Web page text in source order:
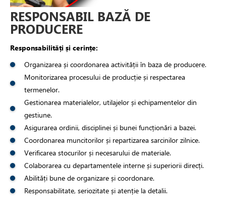
RESPONSABIL BAZĂ DE
PRODUCERE
Responsabilități și cerințe:
Organizarea și coordonarea activității în baza de producere.
Monitorizarea procesului de producție și respectarea
termenelor.
Gestionarea materialelor, utilajelor și echipamentelor din
gestiune.
Asigurarea ordinii, disciplinei și bunei funcționări a bazei.
Coordonarea muncitorilor și repartizarea sarcinilor zilnice.
Verificarea stocurilor și necesarului de materiale.
Colaborarea cu departamentele interne și superiorii direcți.
Abilități bune de organizare și coordonare.
Responsabilitate, seriozitate și atenție la detalii.